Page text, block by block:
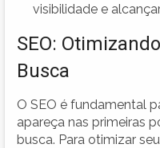
visibilidade e
SEO:
Busca
O SEO é fundamental
apareça nas primeiras
busca. Para otimizar